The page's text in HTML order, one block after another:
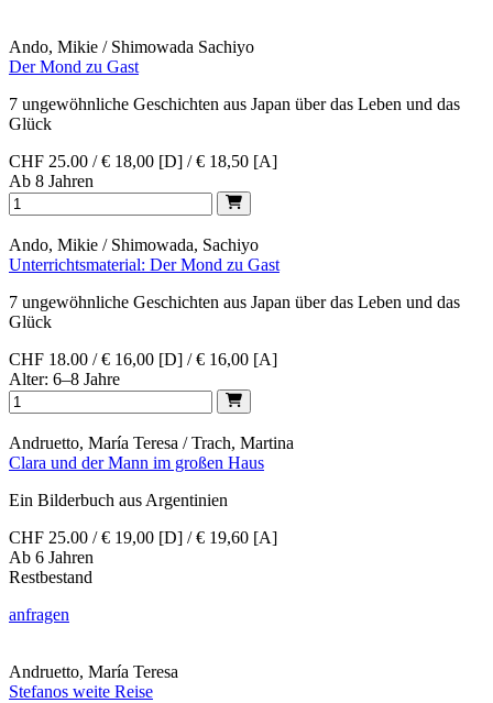
Ando, Mikie / Shimowada Sachiyo
Der Mond zu Gast
7 ungewöhnliche Geschichten aus Japan über das Leben und das
Glück
CHF 25.00 / € 18,00 [D] / € 18,50 [A]
Ab 8 Jahren
Ando, Mikie / Shimowada, Sachiyo
Unterrichtsmaterial: Der Mond zu Gast
7 ungewöhnliche Geschichten aus Japan über das Leben und das
Glück
CHF 18.00 / € 16,00 [D] / € 16,00 [A]
Alter: 6–8 Jahre
Andruetto, María Teresa / Trach, Martina
Clara und der Mann im großen Haus
Ein Bilderbuch aus Argentinien
CHF 25.00 / € 19,00 [D] / € 19,60 [A]
Ab 6 Jahren
Restbestand
anfragen
Andruetto, María Teresa
Stefanos weite Reise